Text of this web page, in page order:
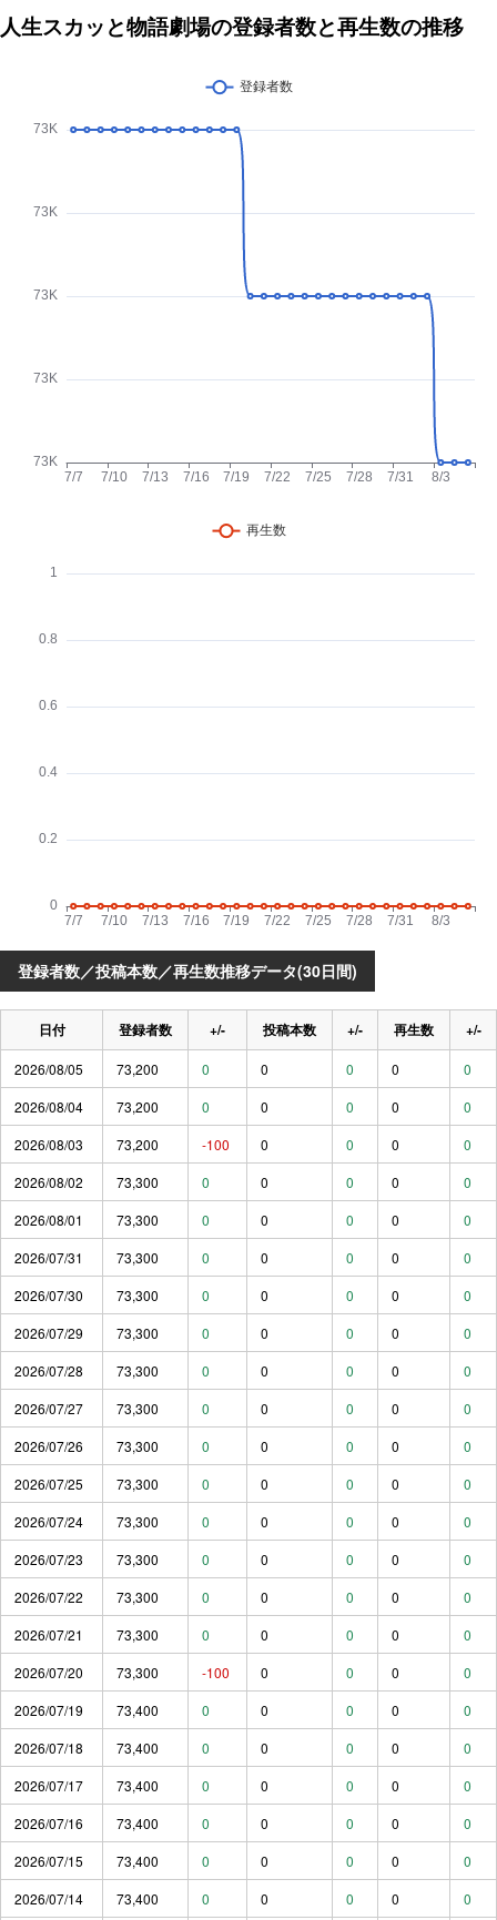
人生スカッと物語劇場の登録者数と再生数の推移
登録者数／投稿本数／再生数推移データ(30日間)
日付 登録者数 +/- 投稿本数 +/- 再生数 +/-
2026/08/05 73,200 0 0 0 0
0
2026/08/04
73,200 0 0 0 0
0
2026/08/03
73,200 -100 0 0 0
0
2026/08/02
73,300 0 0 0 0
0
2026/08/01
73,300 0 0 0 0
0
2026/07/31
73,300 0 0 0 0
0
2026/07/30
73,300 0 0 0 0
0
2026/07/29
73,300 0 0 0 0
0
2026/07/28
73,300 0 0 0 0
0
2026/07/27
73,300 0 0 0 0
0
2026/07/26
73,300 0 0 0 0
0
2026/07/25
73,300 0 0 0 0
0
2026/07/24
73,300 0 0 0 0
0
2026/07/23
73,300 0 0 0 0
0
2026/07/22
73,300 0 0 0 0
0
2026/07/21
73,300 0 0 0 0
0
2026/07/20
73,300 -100 0 0 0
0
2026/07/19
73,400 0 0 0 0
0
2026/07/18
73,400 0 0 0 0
0
2026/07/17
73,400 0 0 0 0
0
2026/07/16
73,400 0 0 0 0
0
2026/07/15
73,400 0 0 0 0
0
2026/07/14
73,400 0 0 0 0 0